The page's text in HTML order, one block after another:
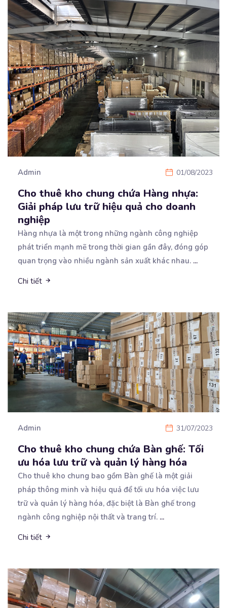
Admin 01/08/2023
Cho thuê kho chung chứa Hàng nhựa:
Giải pháp lưu trữ hiệu quả cho doanh
nghiệp
Hàng nhựa là một trong những ngành công nghiệp
phát triển mạnh mẽ trong thời gian gần đây, đóng góp
quan trọng vào nhiều ngành sản xuất khác nhau. ...
Chi tiết
Admin 31/07/2023
Cho thuê kho chung chứa Bàn ghế: Tối
ưu hóa lưu trữ và quản lý hàng hóa
Cho thuê kho chung bao gồm Bàn ghế là một giải
pháp thông minh và hiệu quả để tối ưu hóa việc lưu
trữ và quản lý hàng hóa, đặc biệt là Bàn ghế trong
ngành công nghiệp nội thất và trang trí. ...
Chi tiết